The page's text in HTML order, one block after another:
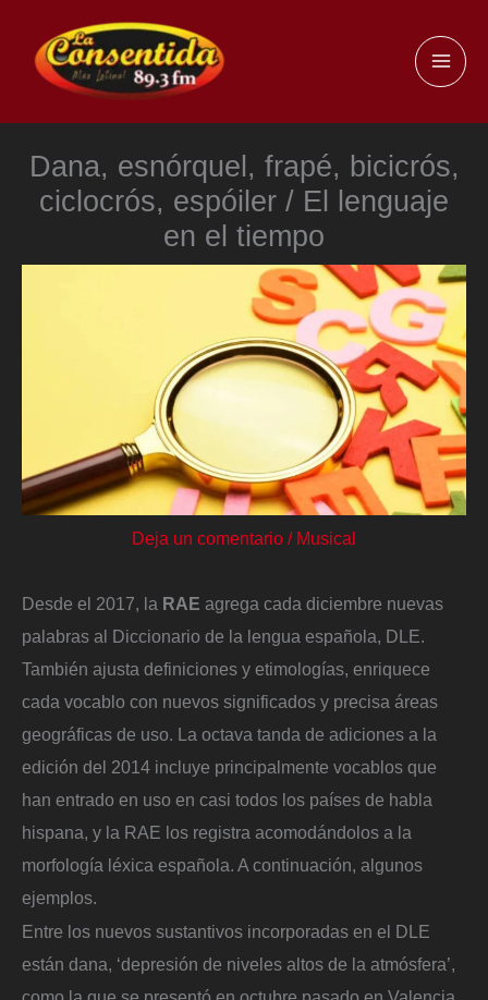
contenido
Dana, esnórquel, frapé, bicicrós,
ciclocrós, espóiler / El lenguaje
en el tiempo
Deja un comentario / Musical
Desde el 2017, la RAE agrega cada diciembre nuevas
palabras al Diccionario de la lengua española, DLE.
También ajusta definiciones y etimologías, enriquece
cada vocablo con nuevos significados y precisa áreas
geográficas de uso. La octava tanda de adiciones a la
edición del 2014 incluye principalmente vocablos que
han entrado en uso en casi todos los países de habla
hispana, y la RAE los registra acomodándolos a la
morfología léxica española. A continuación, algunos
ejemplos.
Entre los nuevos sustantivos incorporadas en el DLE
están dana, ‘depresión de niveles altos de la atmósfera’,